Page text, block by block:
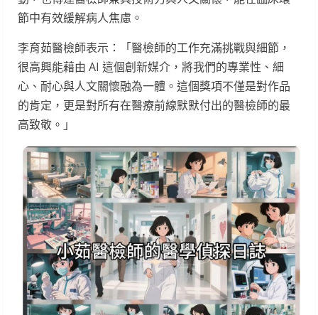
節中有效緩解病人焦慮。
李育茹醫檢師表示：「醫檢師的工作充滿挑戰與細節，
很高興能藉由 AI 這個創新媒介，將我們的專業性、細
心、耐心與人文關懷融為一體。這個獎項不僅是對作品
的肯定，更是對所有在醫療前線默默付出的醫檢師的最
高致敬。」